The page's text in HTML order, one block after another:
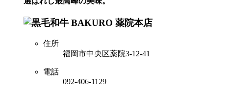
住所
福岡市中央区薬院3-12-41
電話
092-406-1129